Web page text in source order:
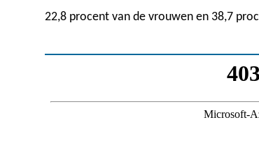
22,8 procent van de vrouwen en 38,7